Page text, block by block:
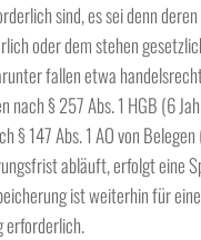
sind, es sei denn
oder dem stehen
fallen etwa
§ 257 Abs. 1 HGB (6
147 Abs. 1 AO von
abläuft, erfolgt eine
ist weiterhin für
erforderlich.